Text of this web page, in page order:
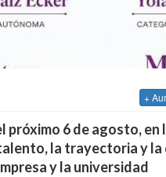
+
6 de agosto, en
la trayectoria y la
y la universidad